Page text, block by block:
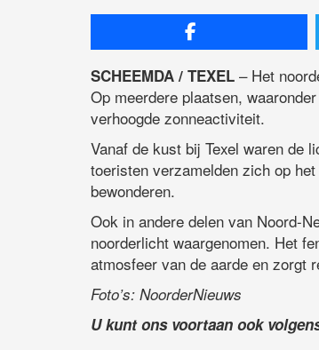
SCHEEMDA / TEXEL – Het
Op meerdere plaatsen,
verhoogde zonneactiviteit.
Vanaf de kust bij Texel waren de
toeristen verzamelden zich op
bewonderen.
Ook in andere delen van Noord-
noorderlicht waargenomen. Het
atmosfeer van de aarde en zorgt
Foto’s: NoorderNieuws
U kunt ons voortaan ook